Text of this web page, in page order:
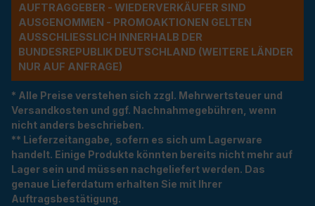
UFTRAGGEBER - WIEDERVERKÄUFER SIND A
USGENOMMEN - PROMOAKTIONEN GELTEN A
USSCHLIESSLICH INNERHALB DER BU
NDESREPUBLIK DEUTSCHLAND (WEITERE LÄNDER NU
R AUF ANFRAGE)
* Alle Preise verstehen sich zzgl. Mehrwertsteuer und
Versandkosten und ggf. Nachnahmegebühren, wenn
nicht anders beschrieben.
** Lieferzeitangabe, sofern es sich um Lagerware
handelt. Einige Produkte könnten bereits nicht mehr auf
Lager sein und müssen nachgeliefert werden. Das
genaue Lieferdatum erhalten Sie mit Ihrer
Auftragsbestätigung.